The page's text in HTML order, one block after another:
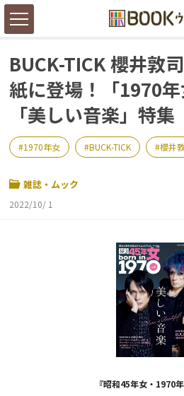
BUCK-TICK 櫻井敦
紙に登場！「1970
「美しい音楽」特集
1970年女 BUCK-TICK 櫻井
雑誌・ムック
2022/10/ 1
『昭和45年女・1970